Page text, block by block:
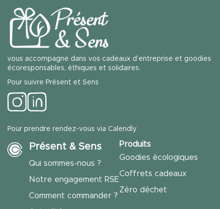
vous accompagne dans vos cadeaux d’entreprise et goodies
écoresponsables, éthiques et solidaires.
Pour suivre Présent et Sens
Pour prendre rendez-vous via Calendly
Présent & Sens
Qui sommes-nous ?
Notre engagement RSE
Comment commander ?
Produits
Goodies écologiques
Coffrets cadeaux
Zéro déchet